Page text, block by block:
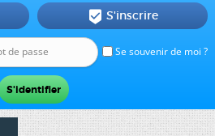
Se souvenir de moi ?
 S'inscrire